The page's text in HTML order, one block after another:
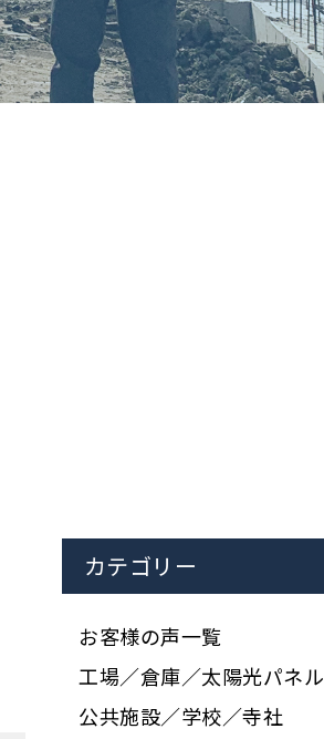
カテゴリー
お客様の声一覧
工場／倉庫／太陽光パネル
公共施設／学校／寺社